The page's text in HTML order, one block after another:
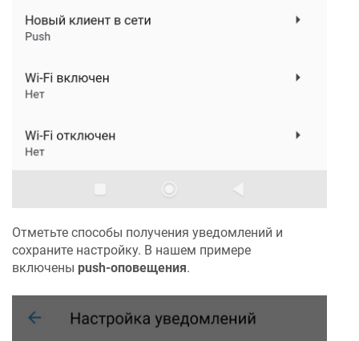
Отметьте способы получения уведомлений и
сохраните настройку. В нашем примере
включены push-оповещения.